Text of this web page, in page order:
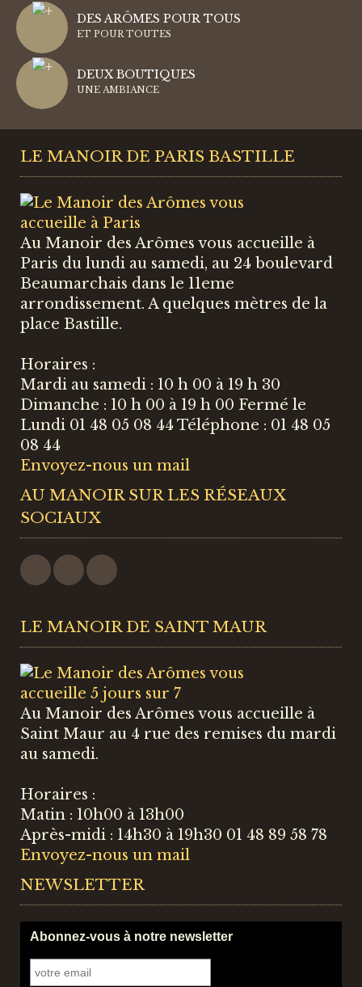
DES ARÔMES POUR TOUS
ET POUR TOUTES
DEUX BOUTIQUES
UNE AMBIANCE
LE MANOIR DE PARIS BASTILLE
Au Manoir des Arômes vous accueille à
Paris du lundi au samedi, au 24 boulevard
Beaumarchais dans le 11eme
arrondissement. A quelques mètres de la
place Bastille.
Horaires :
Mardi au samedi : 10 h 00 à 19 h 30
Dimanche : 10 h 00 à 19 h 00 Fermé le
Lundi 01 48 05 08 44 Téléphone : 01 48 05
08 44
Envoyez-nous un mail
AU MANOIR SUR LES RÉSEAUX
SOCIAUX
LE MANOIR DE SAINT MAUR
Au Manoir des Arômes vous accueille à
Saint Maur au 4 rue des remises du mardi
au samedi.
Horaires :
Matin : 10h00 à 13h00
Après-midi : 14h30 à 19h30 01 48 89 58 78
Envoyez-nous un mail
NEWSLETTER
Abonnez-vous à notre newsletter